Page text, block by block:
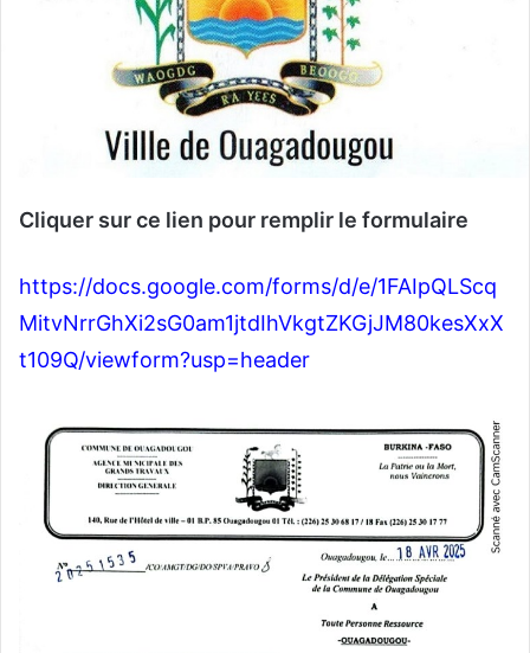
u
n
c
o
r
i
Cliquer sur ce lien pour remplir le formulaire
https://docs.google.com/forms/d/e/1FAIpQLScq
MitvNrrGhXi2sG0am1jtdIhVkgtZKGjJM80kesXxX
t109Q/viewform?usp=header